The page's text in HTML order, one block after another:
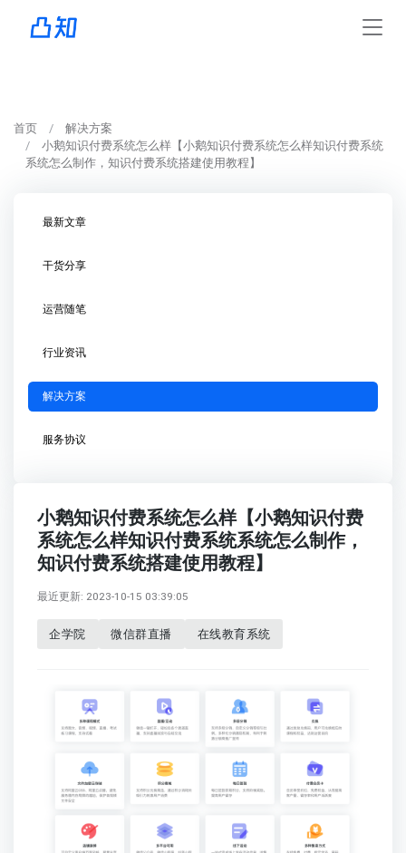
首页
解决方案
小鹅知识付费系统怎么样【小鹅知识付费系统怎么样知识付费系统
系统怎么制作，知识付费系统搭建使用教程】
最新文章
干货分享
运营随笔
行业资讯
解决方案
服务协议
小鹅知识付费系统怎么样【小鹅知识付费
系统怎么样知识付费系统系统怎么制作，
知识付费系统搭建使用教程】
最近更新: 2023-10-15 03:39:05
企学院 微信群直播 在线教育系统